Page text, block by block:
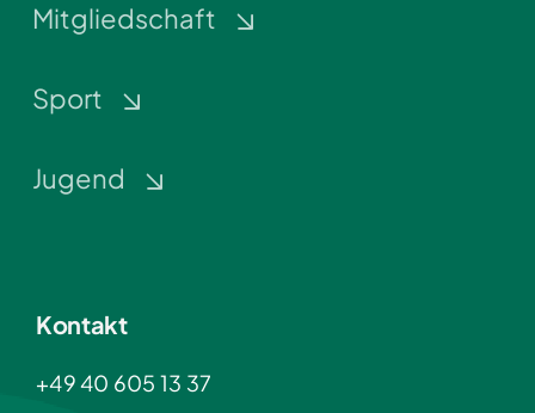
Mitgliedschaft
Sport
Jugend
Kontakt
+49 40 605 13 37